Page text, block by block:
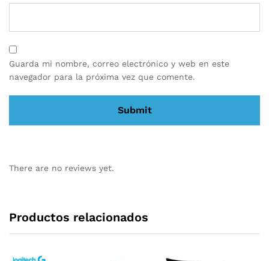
Guarda mi nombre, correo electrónico y web en este
navegador para la próxima vez que comente.
There are no reviews yet.
Productos relacionados